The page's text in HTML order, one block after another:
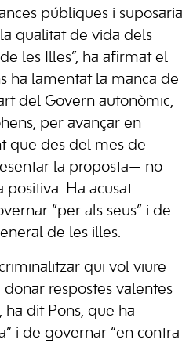
públiques i suposaria
qualitat de vida dels
les Illes”, ha afirmat el
ha lamentat la manca de
del Govern autonòmic,
per avançar en
que des del mes de
la proposta— no
positiva. Ha acusat
“per als seus” i de
de les illes.
qui vol viure
respostes valentes
ha dit Pons, que ha
i de governar “en contra